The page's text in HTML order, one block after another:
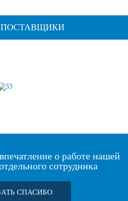
о работе нашей
сотрудника
СПАСИБО